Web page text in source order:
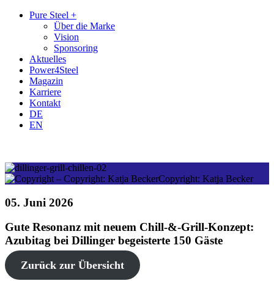
Zum
Zum
Hauptmenü
Pure Steel +
Über die Marke
Vision
Sponsoring
Aktuelles
Power4Steel
Magazin
Karriere
Kontakt
DE
EN
Copyright: Katja Becker
05. Juni 2026
Gute Resonanz mit neuem Chill-&-Grill-Konzept:
Azubitag bei Dillinger begeisterte 150 Gäste
Zurück zur Übersicht